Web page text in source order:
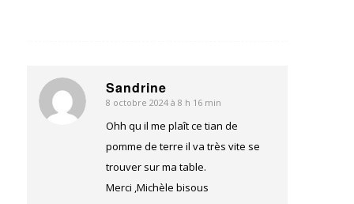
Sandrine
dit
:
8 octobre 2024 à 8 h 16 min
Ohh qu il me plaît ce tian de
pomme de terre il va très vite se
trouver sur ma table.
Merci ,Michèle bisous